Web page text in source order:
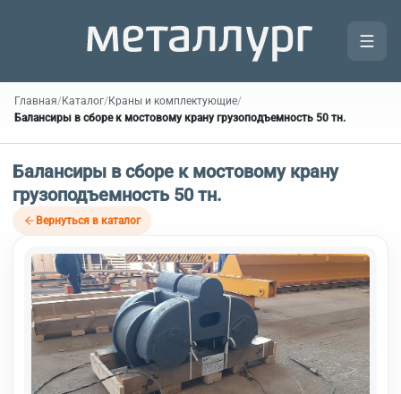
Главная/Каталог/Краны и комплектующие/
Балансиры в сборе к мостовому крану грузоподъемность 50 тн.
Балансиры в сборе к мостовому крану
грузоподъемность 50 тн.
Вернуться в каталог